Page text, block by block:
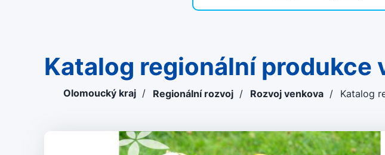
Katalog regionální
Olomoucký kraj / Regionální rozvoj / Rozvoj venkova / Katalog